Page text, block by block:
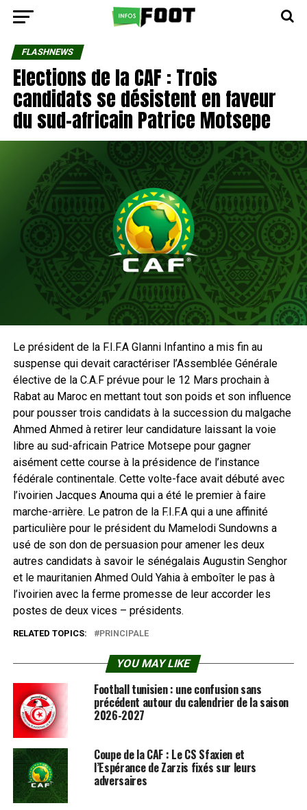
FLASHNEWS
Elections de la CAF : Trois
candidats se désistent en faveur
du sud-africain Patrice Motsepe
Le président de la F.I.F.A GIanni Infantino a mis fin au
suspense qui devait caractériser l’Assemblée Générale
élective de la C.A.F prévue pour le 12 Mars prochain à
Rabat au Maroc en mettant tout son poids et son influence
pour pousser trois candidats à la succession du malgache
Ahmed Ahmed à retirer leur candidature laissant la voie
libre au sud-africain Patrice Motsepe pour gagner
aisément cette course à la présidence de l’instance
fédérale continentale. Cette volte-face avait débuté avec
l’ivoirien Jacques Anouma qui a été le premier à faire
marche-arrière. Le patron de la F.I.F.A qui a une affinité
particulière pour le président du Mamelodi Sundowns a
usé de son don de persuasion pour amener les deux
autres candidats à savoir le sénégalais Augustin Senghor
et le mauritanien Ahmed Ould Yahia à emboîter le pas à
l’ivoirien avec la ferme promesse de leur accorder les
postes de deux vices – présidents.
RELATED TOPICS: PRINCIPALE
YOU MAY LIKE
Football tunisien : une confusion sans
précédent autour du calendrier de la saison
2026-2027
Coupe de la CAF : Le CS Sfaxien et
l’Espérance de Zarzis fixés sur leurs
adversaires